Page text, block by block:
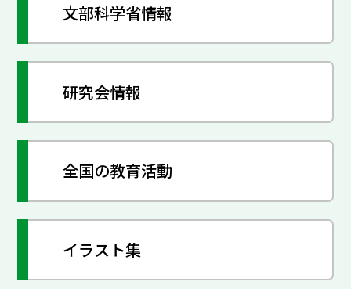
文部科学省情報
研究会情報
全国の教育活動
イラスト集